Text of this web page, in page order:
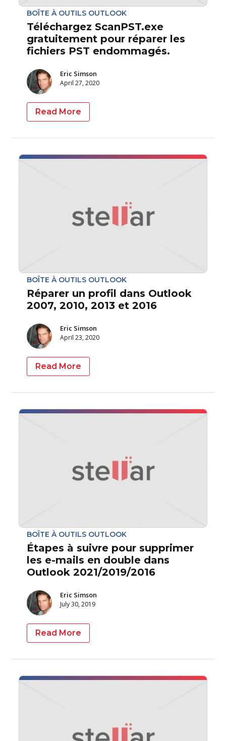
BOÎTE À OUTILS OUTLOOK
Téléchargez ScanPST.exe
gratuitement pour réparer les
fichiers PST endommagés.
Eric Simson
April 27, 2020
Read More
BOÎTE À OUTILS OUTLOOK
Réparer un profil dans Outlook
2007, 2010, 2013 et 2016
Eric Simson
April 23, 2020
Read More
BOÎTE À OUTILS OUTLOOK
Étapes à suivre pour supprimer
les e-mails en double dans
Outlook 2021/2019/2016
Eric Simson
July 30, 2019
Read More